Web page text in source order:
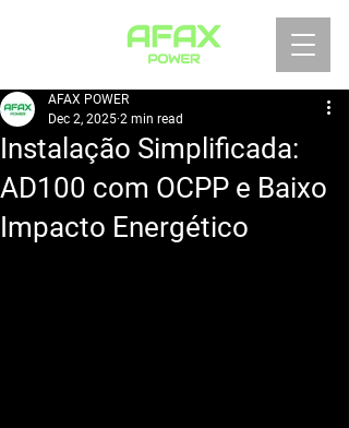
Instalação Simplificada:
AD100 com OCPP e Baixo
Impacto Energético
AFAX POWER
Dec 2, 2025 2 min read